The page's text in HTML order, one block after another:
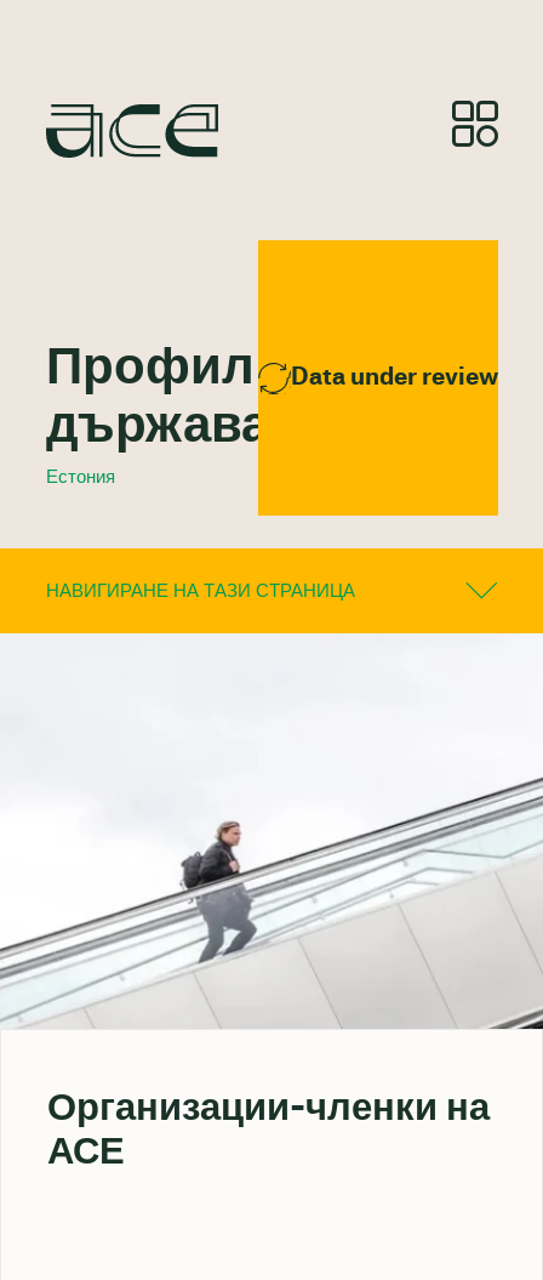
Профил на
държавата
Естония
Data under review
НАВИГИРАНЕ НА ТАЗИ СТРАНИЦА
Организации-членки на
АСЕ